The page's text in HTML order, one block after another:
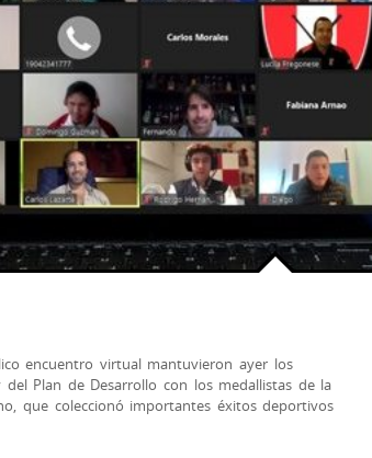
encuentro virtual mantuvieron ayer los
Plan de Desarrollo con los medallistas de la
que coleccionó importantes éxitos deportivos